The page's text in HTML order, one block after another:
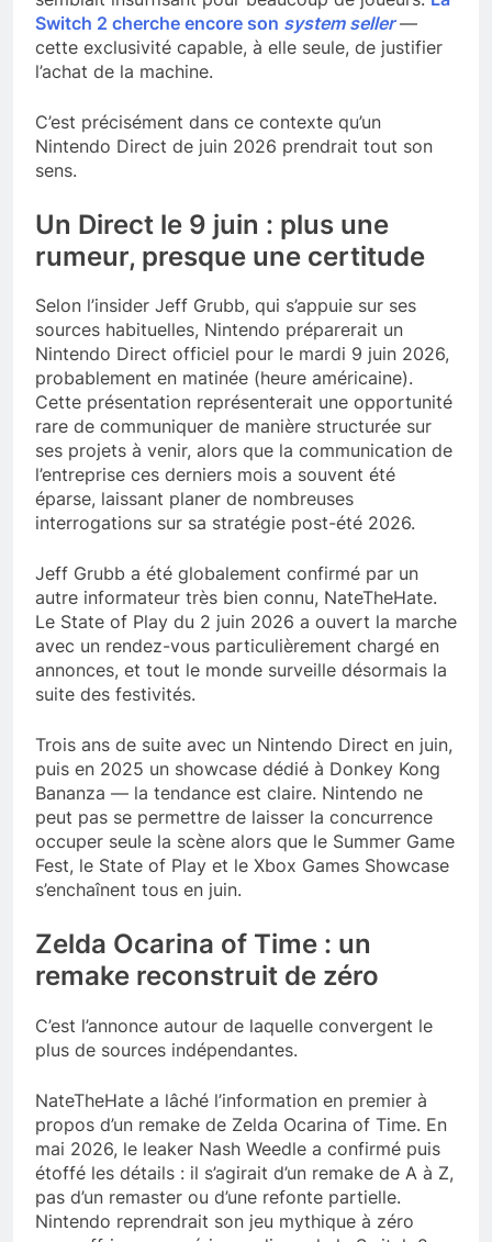
Switch 2 cherche encore son system seller—
cette exclusivité capable, à elle seule, de justifier
l’achat de la machine.
C’est précisément dans ce contexte qu’un
Nintendo Direct de juin 2026 prendrait tout son
sens.
Un Direct le 9 juin : plus une
rumeur, presque une certitude
Selon l’insider Jeff Grubb, qui s’appuie sur ses
sources habituelles, Nintendo préparerait un
Nintendo Direct officiel pour le mardi 9 juin 2026,
probablement en matinée (heure américaine).
Cette présentation représenterait une opportunité
rare de communiquer de manière structurée sur
ses projets à venir, alors que la communication de
l’entreprise ces derniers mois a souvent été
éparse, laissant planer de nombreuses
interrogations sur sa stratégie post-été 2026.
Jeff Grubb a été globalement confirmé par un
autre informateur très bien connu, NateTheHate.
Le State of Play du 2 juin 2026 a ouvert la marche
avec un rendez-vous particulièrement chargé en
annonces, et tout le monde surveille désormais la
suite des festivités.
Trois ans de suite avec un Nintendo Direct en juin,
puis en 2025 un showcase dédié à Donkey Kong
Bananza — la tendance est claire. Nintendo ne
peut pas se permettre de laisser la concurrence
occuper seule la scène alors que le Summer Game
Fest, le State of Play et le Xbox Games Showcase
s’enchaînent tous en juin.
Zelda Ocarina of Time : un
remake reconstruit de zéro
C’est l’annonce autour de laquelle convergent le
plus de sources indépendantes.
NateTheHate a lâché l’information en premier à
propos d’un remake de Zelda Ocarina of Time. En
mai 2026, le leaker Nash Weedle a confirmé puis
étoffé les détails : il s’agirait d’un remake de A à Z,
pas d’un remaster ou d’une refonte partielle.
Nintendo reprendrait son jeu mythique à zéro